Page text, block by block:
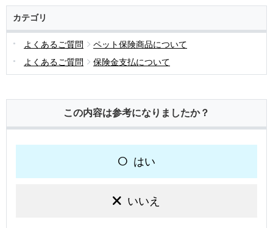
カテゴリ
よくあるご質問
ペット保険商品について
よくあるご質問
保険金支払について
この内容は参考になりましたか？
はい
いいえ